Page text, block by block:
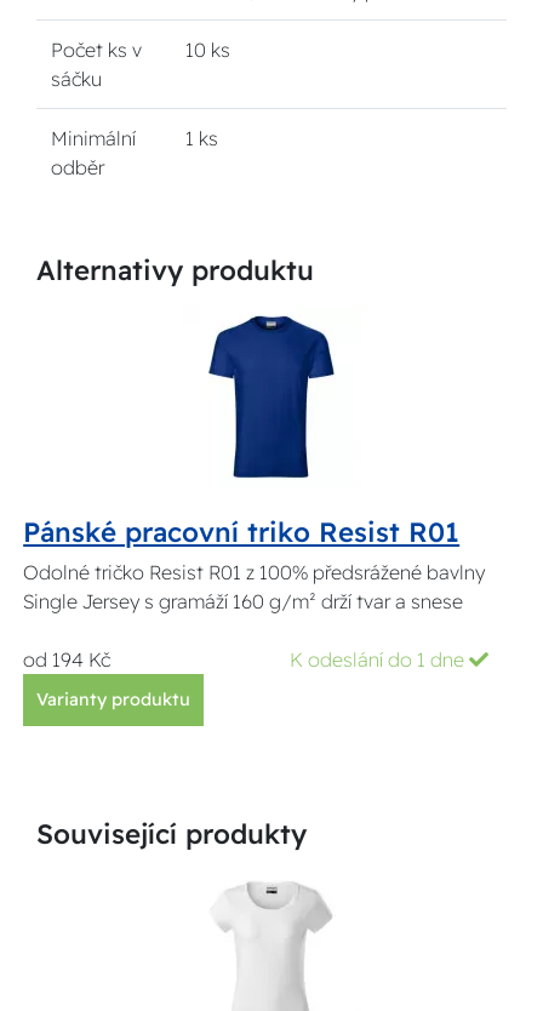
Počet ks v
sáčku
10 ks
Minimální
odběr
1 ks
Alternativy produktu
Pánské pracovní triko Resist R01
Odolné tričko Resist R01 z 100% předsrážené bavlny
Single Jersey s gramáží 160 g/m² drží tvar a snese
od 194 Kč K odeslání do 1 dne
Varianty produktu
Související produkty